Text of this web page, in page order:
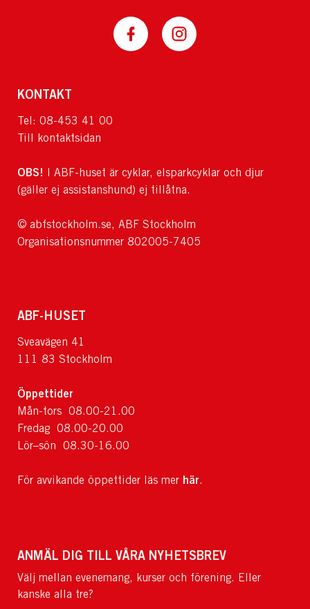
KONTAKT
Tel: 08-453 41 00
Till kontaktsidan
OBS! I ABF-huset är cyklar, elsparkcyklar och djur
(gäller ej assistanshund) ej tillåtna.
© abfstockholm.se, ABF Stockholm
Organisationsnummer 802005-7405
ABF-HUSET
Sveavägen 41
111 83 Stockholm
Öppettider
Mån-tors 08.00-21.00
Fredag 08.00-20.00
Lör–sön 08.30-16.00
För avvikande öppettider läs mer här.
ANMÄL DIG TILL VÅRA NYHETSBREV
Välj mellan evenemang, kurser och förening. Eller
kanske alla tre?